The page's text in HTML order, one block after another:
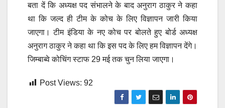
बता दें कि अध्यक्ष पद संभालने के बाद अनुराग ठाकुर ने कहा
था कि जल्द ही टीम के कोच के लिए विज्ञापन जारी किया
जाएगा। टीम इंडिया के नए कोच पर बोलते हुए बोर्ड अध्यक्ष
अनुराग ठाकुर ने कहा था कि इस पद के लिए हम विज्ञापन देंगे।
जिम्बाब्वे कोचिंग स्टाफ 29 मई तक चुन लिया जाएगा।
Post Views: 92